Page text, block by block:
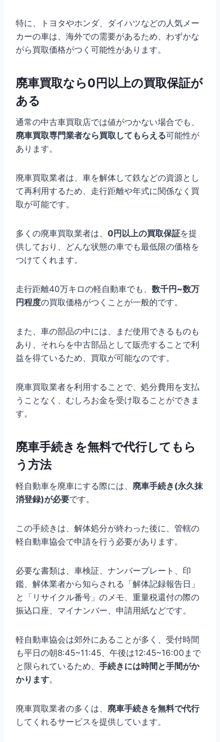
特に、トヨタやホンダ、ダイハツなどの人気メー
カーの車は、海外での需要があるため、わずかな
がら買取価格がつく可能性があります。
廃車買取なら0円以上の買取保証が
ある
通常の中古車買取店では値がつかない場合でも、
廃車買取専門業者なら買取してもらえる可能性が
あります。
廃車買取業者は、車を解体して鉄などの資源とし
て再利用するため、走行距離や年式に関係なく買
取が可能です。
多くの廃車買取業者は、 0円以上の買取保証を提
供しており、どんな状態の車でも最低限の価格を
つけてくれます。
走行距離40万キロの軽自動車でも、 数千円~数万
円程度の買取価格がつくことが一般的です。
また、車の部品の中には、まだ使用できるものも
あり、それらを中古部品として販売することで利
益を得ているため、買取が可能なのです。
廃車買取業者を利用することで、処分費用を支払
うことなく、むしろお金を受け取ることができま
す。
廃車手続きを無料で代行してもら
う方法
軽自動車を廃車にする際には、 廃車手続き(永久抹
消登録)が必要です。
この手続きは、解体処分が終わった後に、管轄の
軽自動車協会で申請を行う必要があります。
必要な書類は、車検証、ナンバープレート、印
鑑、解体業者から知らされる「解体記録報告日」
と「リサイクル番号」のメモ、重量税還付の際の
振込口座、マイナンバー、申請用紙などです。
軽自動車協会は郊外にあることが多く、受付時間
も平日の朝8:45~11:45、午後は12:45~16:00まで
と限られているため、 手続きには時間と手間がか
かります。
廃車買取業者の多くは、 廃車手続きを無料で代行
してくれるサービスを提供しています。